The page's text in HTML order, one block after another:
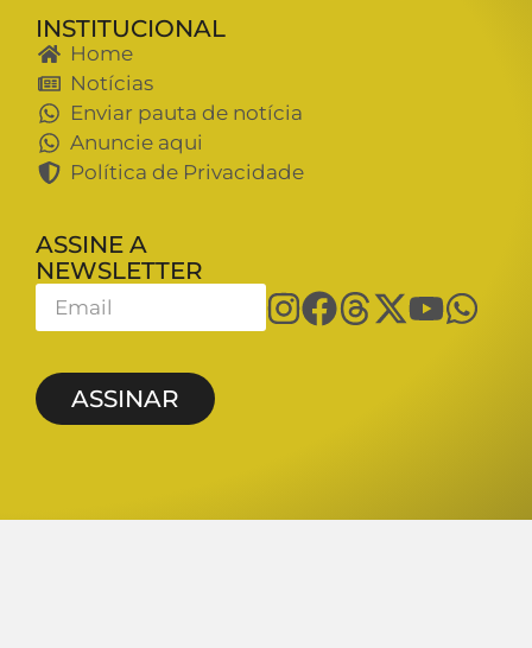
INSTITUCIONAL
Home
Notícias
Enviar pauta de notícia
Anuncie aqui
Política de Privacidade
ASSINE A
NEWSLETTER
ASSINAR